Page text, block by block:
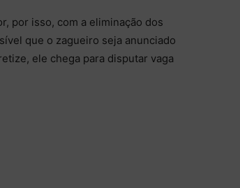
por isso, com a eliminação dos
que o zagueiro seja anunciado
ele chega para disputar vaga